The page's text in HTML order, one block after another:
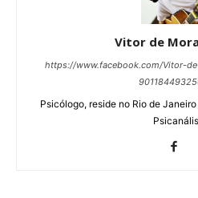
Vitor de
https://www.facebook.com/Vitor-
Psicólogo, reside no Rio de